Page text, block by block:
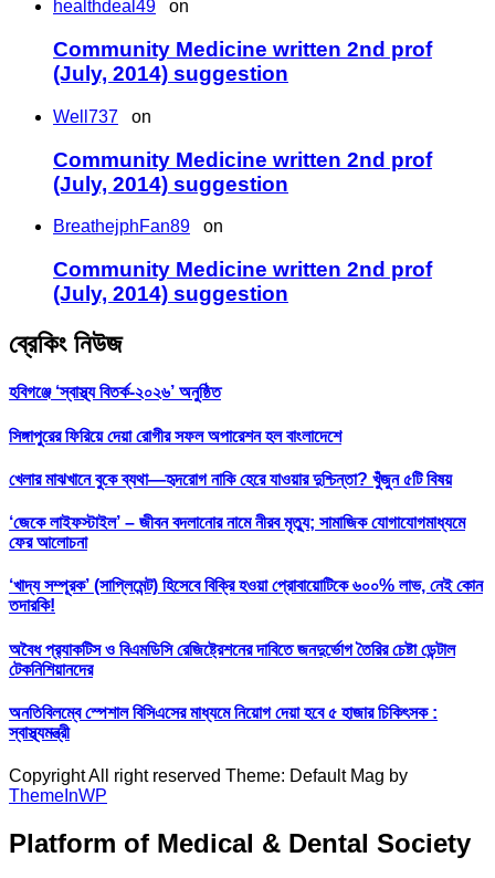
healthdeal49 on
Community Medicine written 2nd prof
(July, 2014) suggestion
Well737 on
Community Medicine written 2nd prof
(July, 2014) suggestion
BreathejphFan89 on
Community Medicine written 2nd prof
(July, 2014) suggestion
ব্রেকিং নিউজ
হবিগঞ্জে ‘স্বাস্থ্য বিতর্ক-২০২৬’ অনুষ্ঠিত
সিঙ্গাপুরের ফিরিয়ে দেয়া রোগীর সফল অপারেশন হল বাংলাদেশে
খেলার মাঝখানে বুকে ব্যথা—হৃদরোগ নাকি হেরে যাওয়ার দুশ্চিন্তা? খুঁজুন ৫টি বিষয়
‘জেকে লাইফস্টাইল’ – জীবন বদলানোর নামে নীরব মৃত্যু; সামাজিক যোগাযোগমাধ্যমে
ফের আলোচনা
‘খাদ্য সম্পূরক’ (সাপ্লিমেন্ট) হিসেবে বিক্রি হওয়া প্রোবায়োটিকে ৬০০% লাভ, নেই কোন
তদারকি!
অবৈধ প্র‍্যাকটিস ও বিএমডিসি রেজিষ্ট্রেশনের দাবিতে জনদুর্ভোগ তৈরির চেষ্টা ডেন্টাল
টেকনিশিয়ানদের
অনতিবিলম্বে স্পেশাল বিসিএসের মাধ্যমে নিয়োগ দেয়া হবে ৫ হাজার চিকিৎসক :
স্বাস্থ্যমন্ত্রী
Copyright All right reserved Theme: Default Mag by
ThemeInWP
Platform of Medical & Dental Society